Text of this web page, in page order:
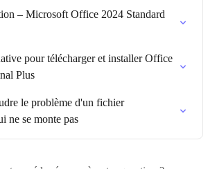
– Microsoft Office 2024 Standard
pour télécharger et installer Office
Plus
le problème d'un fichier
ne se monte pas